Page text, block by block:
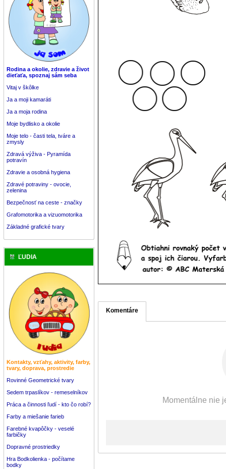
Rodina a okolie, zdravie a život
dieťaťa, spoznaj sám seba
Vitaj v škôlke
Ja a moji kamaráti
Ja a moja rodina
Moje bydlisko a okolie
Moje telo - časti tela, tváre a
zmysly
Zdravá výživa - Pyramída
potravín
Zdravie a osobná hygiena
Zdravé potraviny - ovocie,
zelenina
Bezpečnosť na ceste - značky
Grafomotorika a vizuomotorika
Základné grafické tvary
ĽUDIA
Kontakty, vzťahy, aktivity, farby,
tvary, doprava, prostredie
Rovinné Geometrické tvary
Sedem trpaslíkov - remeselníkov
Práca a činnosti ľudí - kto čo robí?
Farby a miešanie farieb
Farebné kvapôčky - veselé
farbičky
Dopravné prostriedky
Hra Bodkolienka - počítame
bodky
Komentáre
Momentálne nie